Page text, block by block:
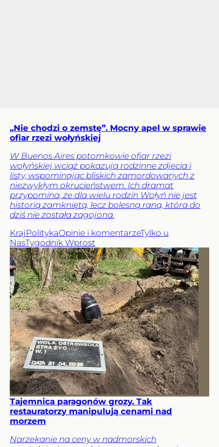
„Nie chodzi o zemstę”. Mocny apel w sprawie
ofiar rzezi wołyńskiej
W Buenos Aires potomkowie ofiar rzezi
wołyńskiej wciąż pokazują rodzinne zdjęcia i
listy, wspominając bliskich zamordowanych z
niezwykłym okrucieństwem. Ich dramat
przypomina, że dla wielu rodzin Wołyń nie jest
historią zamkniętą, lecz bolesną raną, która do
dziś nie została zagojona.
Kraj PolitykaOpinie i komentarzeTylko u
NasTygodnik Wprost
Tajemnica paragonów grozy. Tak
restauratorzy manipulują cenami nad
morzem
Narzekanie na ceny w nadmorskich